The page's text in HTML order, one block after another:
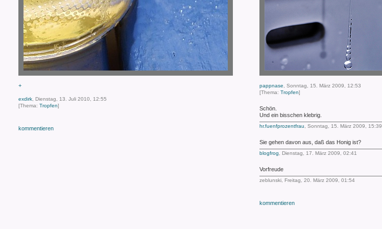
+
exdirk , Dienstag, 13. Juli 2010, 12:55
[Thema: Tropfen]
kommentieren
pappnase , Sonntag, 15. März 2009, 12:53
[Thema: Tropfen]
Schön.
Und ein bisschen klebrig.
hr.fuenfprozentfrau , Sonntag, 15. März 2009, 15:39
Sie gehen davon aus, daß das Honig ist?
blogfrog , Dienstag, 17. März 2009, 02:41
Vorfreude
zeblunski, Freitag, 20. März 2009, 01:54
kommentieren